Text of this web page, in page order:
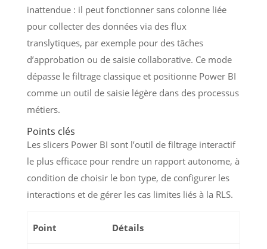
inattendue : il peut fonctionner sans colonne liée
pour collecter des données via des flux
translytiques, par exemple pour des tâches
d’approbation ou de saisie collaborative. Ce mode
dépasse le filtrage classique et positionne Power BI
comme un outil de saisie légère dans des processus
métiers.
Points clés
Les slicers Power BI sont l’outil de filtrage interactif
le plus efficace pour rendre un rapport autonome, à
condition de choisir le bon type, de configurer les
interactions et de gérer les cas limites liés à la RLS.
Point Détails